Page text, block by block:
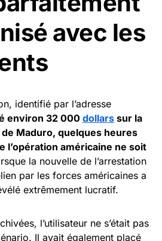
avec les
identifié par l’adresse
environ 32 000 dollars sur la
Maduro, quelques heures
l’opération américaine ne soit
la nouvelle de l’arrestation
par les forces américaines a
extrêmement lucratif.
l’utilisateur ne s’était pas
Il avait également placé